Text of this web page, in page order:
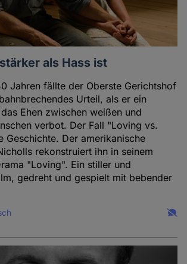
als Hass ist
Jahren fällte der Oberste Gerichtshof
Urteil, als er ein
Ehen zwischen weißen und
verbot. Der Fall "Loving vs.
Geschichte. Der amerikanische
rekonstruiert ihn in seinem
"Loving". Ein stiller und
gedreht und gespielt mit bebender